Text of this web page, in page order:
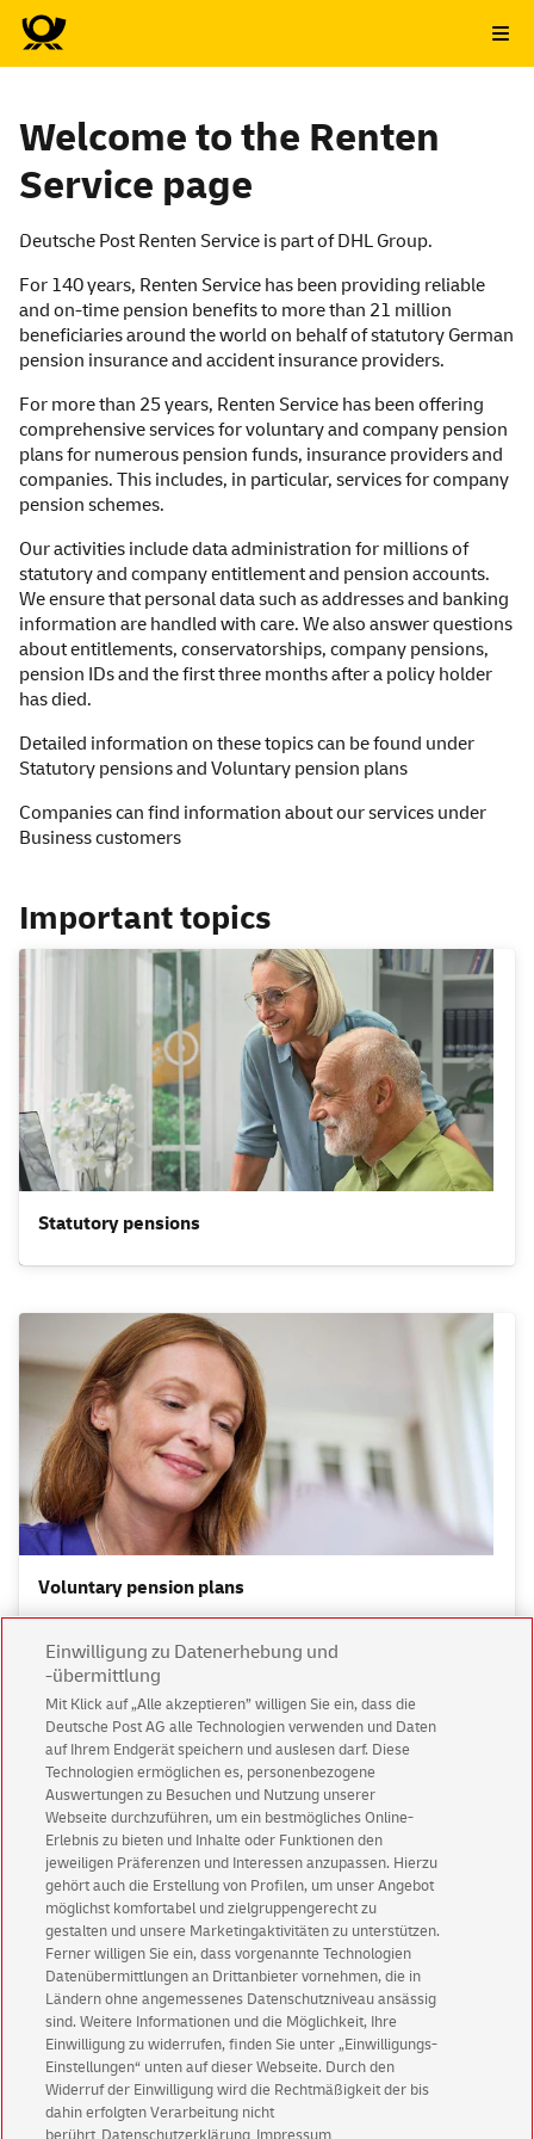
Welcome to the Renten
Service page
Deutsche Post Renten Service is part of DHL Group.
For 140 years, Renten Service has been providing reliable
and on-time pension benefits to more than 21 million
beneficiaries around the world on behalf of statutory German
pension insurance and accident insurance providers.
For more than 25 years, Renten Service has been offering
comprehensive services for voluntary and company pension
plans for numerous pension funds, insurance providers and
companies. This includes, in particular, services for company
pension schemes.
Our activities include data administration for millions of
statutory and company entitlement and pension accounts.
We ensure that personal data such as addresses and banking
information are handled with care. We also answer questions
about entitlements, conservatorships, company pensions,
pension IDs and the first three months after a policy holder
has died.
Detailed information on these topics can be found under
Statutory pensionsand Voluntary pension plans
Companies can find information about our services under
Business customers
Important topics
Statutory pensions
Voluntary pension plans
Business customers
Einwilligung zu Datenerhebung und
-übermittlung
Mit Klick auf „Alle akzeptieren” willigen Sie ein, dass die
Deutsche Post AG alle Technologien verwenden und Daten
auf Ihrem Endgerät speichern und auslesen darf. Diese
Technologien ermöglichen es, personenbezogene
Auswertungen zu Besuchen und Nutzung unserer
Webseite durchzuführen, um ein bestmögliches Online-
Erlebnis zu bieten und Inhalte oder Funktionen den
jeweiligen Präferenzen und Interessen anzupassen. Hierzu
gehört auch die Erstellung von Profilen, um unser Angebot
möglichst komfortabel und zielgruppengerecht zu
gestalten und unsere Marketingaktivitäten zu unterstützen.
Ferner willigen Sie ein, dass vorgenannte Technologien
Datenübermittlungen an Drittanbieter vornehmen, die in
Ländern ohne angemessenes Datenschutzniveau ansässig
sind. Weitere Informationen und die Möglichkeit, Ihre
Einwilligung zu widerrufen, finden Sie unter „Einwilligungs-
Einstellungen“ unten auf dieser Webseite. Durch den
Widerruf der Einwilligung wird die Rechtmäßigkeit der bis
dahin erfolgten Verarbeitung nicht